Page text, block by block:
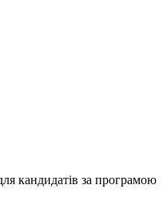
кандидатів за програмою